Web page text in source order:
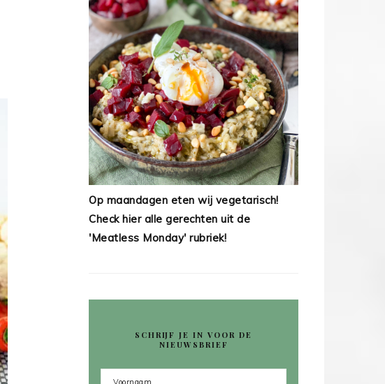
Op maandagen eten wij vegetarisch!
Check hier alle gerechten uit de
'Meatless Monday' rubriek!
SCHRIJF JE IN VOOR DE
NIEUWSBRIEF